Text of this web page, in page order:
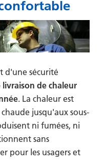
d'une sécurité
de chaleur
. La chaleur est
jusqu'aux sous-
ni fumées, ni
sans
pour les usagers et